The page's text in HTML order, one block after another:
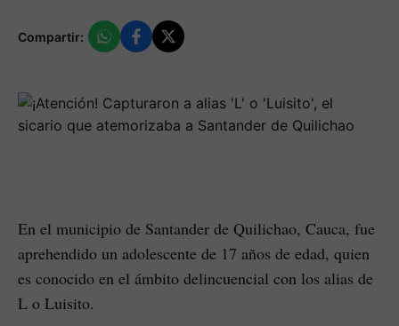
Compartir:
En el municipio de Santander de Quilichao, Cauca, fue
aprehendido un adolescente de 17 años de edad, quien
es conocido en el ámbito delincuencial con los alias de
L o Luisito.